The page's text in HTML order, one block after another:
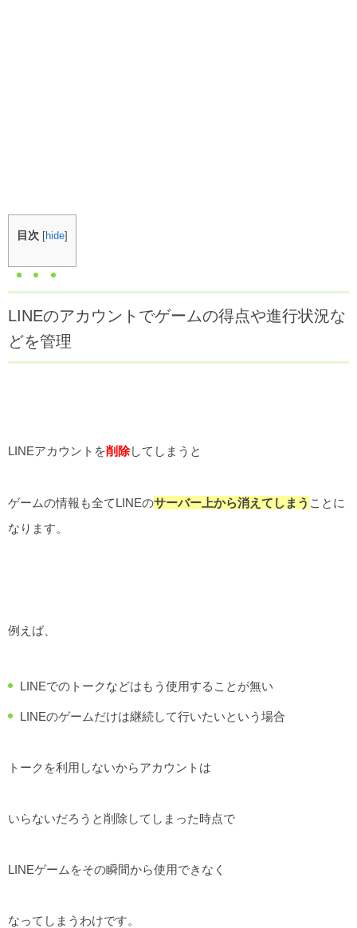
目次 [hide]
LINEのアカウントでゲームの得点や進行状況な
どを管理
LINEアカウントを削除してしまうと
ゲームの情報も全てLINEのサーバー上から消えてしまう ことに
なります。
例えば、
LINEでのトークなどはもう使用することが無い
LINEのゲームだけは継続して行いたいという場合
トークを利用しないからアカウントは
いらないだろうと削除してしまった時点で
LINEゲームをその瞬間から使用できなく
なってしまうわけです。